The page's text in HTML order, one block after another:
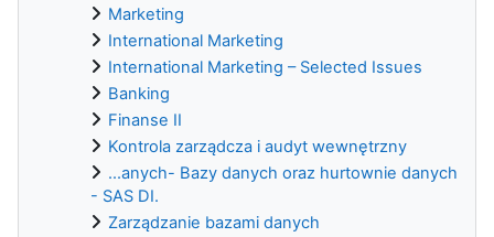
Marketing
International Marketing
International Marketing – Selected Issues
Banking
Finanse II
Kontrola zarządcza i audyt wewnętrzny
...anych- Bazy danych oraz hurtownie danych
- SAS DI.
Zarządzanie bazami danych